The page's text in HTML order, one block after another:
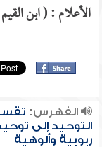
الأعلام : ( ابن
الفهرس:
التوحيد إلى
ربوبية وألوهية